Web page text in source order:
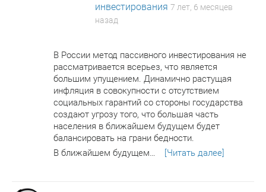
инвестирования 7 лет, 6 месяцев
назад
В России метод пассивного инвестирования не
рассматривается всерьез, что является
большим упущением. Динамично растущая
инфляция в совокупности с отсутствием
социальных гарантий со стороны государства
создают угрозу того, что большая часть
населения в ближайшем будущем будет
балансировать на грани бедности.
В ближайшем будущем…
[Читать далее]